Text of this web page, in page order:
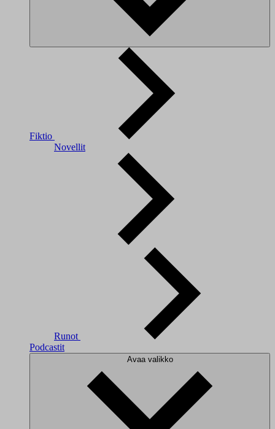
Fiktio
Novellit
Runot
Podcastit
Avaa valikko